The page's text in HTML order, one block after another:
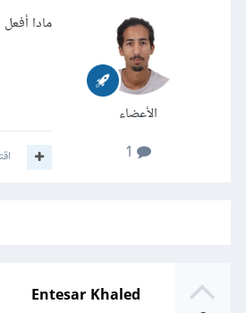
الأعضاء
مادا
Entesar Khaled